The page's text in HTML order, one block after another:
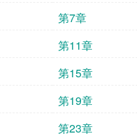
第7章
第11章
第15章
第19章
第23章